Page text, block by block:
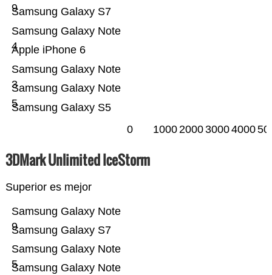
Samsung Galaxy S5
Samsung Galaxy Note
5
Samsung Galaxy Note
3
Apple iPhone 6
Samsung Galaxy Note
4
Samsung Galaxy S7
9
0 1000200030004000
3DMark Unlimited IceStorm
Superior es mejor
Samsung Galaxy Note
Samsung Galaxy Note
5
Samsung Galaxy S7
Samsung Galaxy Note
9